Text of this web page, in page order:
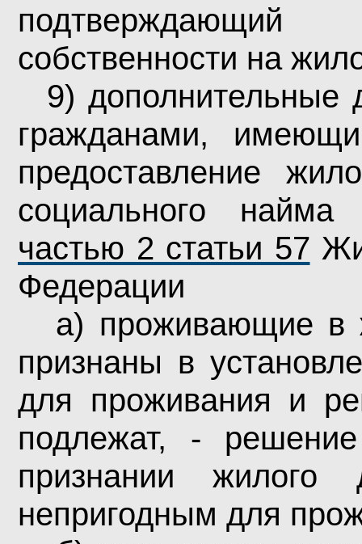
собственности на
9) дополнительные
гражданами,
предоставление
социального
частью 2 статьи 57
Федерации
а) проживающие в
признаны в
для проживания и
подлежат, -
признании
непригодным для